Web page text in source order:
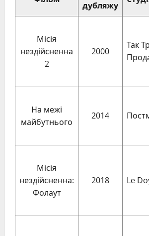
дубляжу
Місія
нездійсненна
2
2000
Так
На межі
майбутнього
2014
Місія
нездійсненна:
Фолаут
2018 Le